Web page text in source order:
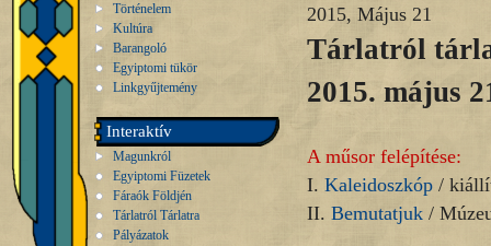
Történelem
Kultúra
Barangoló
Egyiptomi tükör
Linkgyűjtemény
Interaktív
Magunkról
Egyiptomi Füzetek
Fáraók Földjén
Tárlatról Tárlatra
Pályázatok
2015, Május 21
Tárlatról
2015. május
A műsor felépítése:
I. Kaleidoszkóp /
II. Bemutatjuk /